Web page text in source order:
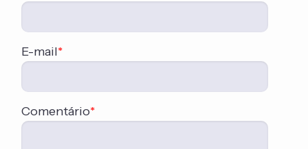
E-mail*
Comentário*